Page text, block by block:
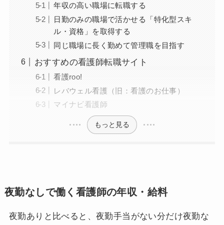
年収の高い職場に転職する
日勤のみの職場で活かせる「特化型スキ
ル・資格」を取得する
同じ職場に長く勤めて管理職を目指す
おすすめの看護師転職サイト
看護roo!
レバウェル看護（旧：看護のお仕事）
マイナビ看護師
もっと見る
夜勤なしで働く看護師の年収・給料
夜勤ありと比べると、夜勤手当がない分だけ夜勤な